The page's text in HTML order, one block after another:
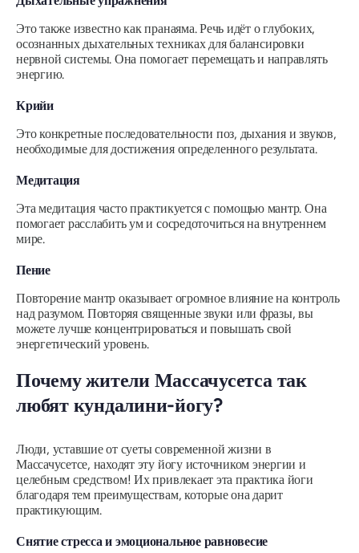
Это также известно как пранаяма. Речь идёт о глубоких,
осознанных дыхательных техниках для балансировки
нервной системы. Она помогает перемещать и направлять
энергию.
Крийи
Это конкретные последовательности поз, дыхания и звуков,
необходимые для достижения определенного результата.
Медитация
Эта медитация часто практикуется с помощью мантр. Она
помогает расслабить ум и сосредоточиться на внутреннем
мире.
Пение
Повторение мантр оказывает огромное влияние на контроль
над разумом. Повторяя священные звуки или фразы, вы
можете лучше концентрироваться и повышать свой
энергетический уровень.
Почему жители Массачусетса так
любят кундалини-йогу?
Люди, уставшие от суеты современной жизни в
Массачусетсе, находят эту йогу источником энергии и
целебным средством! Их привлекает эта практика йоги
благодаря тем преимуществам, которые она дарит
практикующим.
Снятие стресса и эмоциональное равновесие